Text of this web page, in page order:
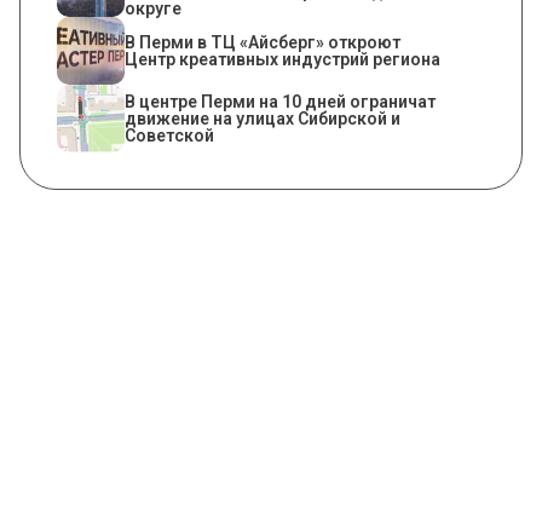
округе
В Перми в ТЦ «Айсберг» откроют
Центр креативных индустрий региона
В центре Перми на 10 дней ограничат
движение на улицах Сибирской и
Советской